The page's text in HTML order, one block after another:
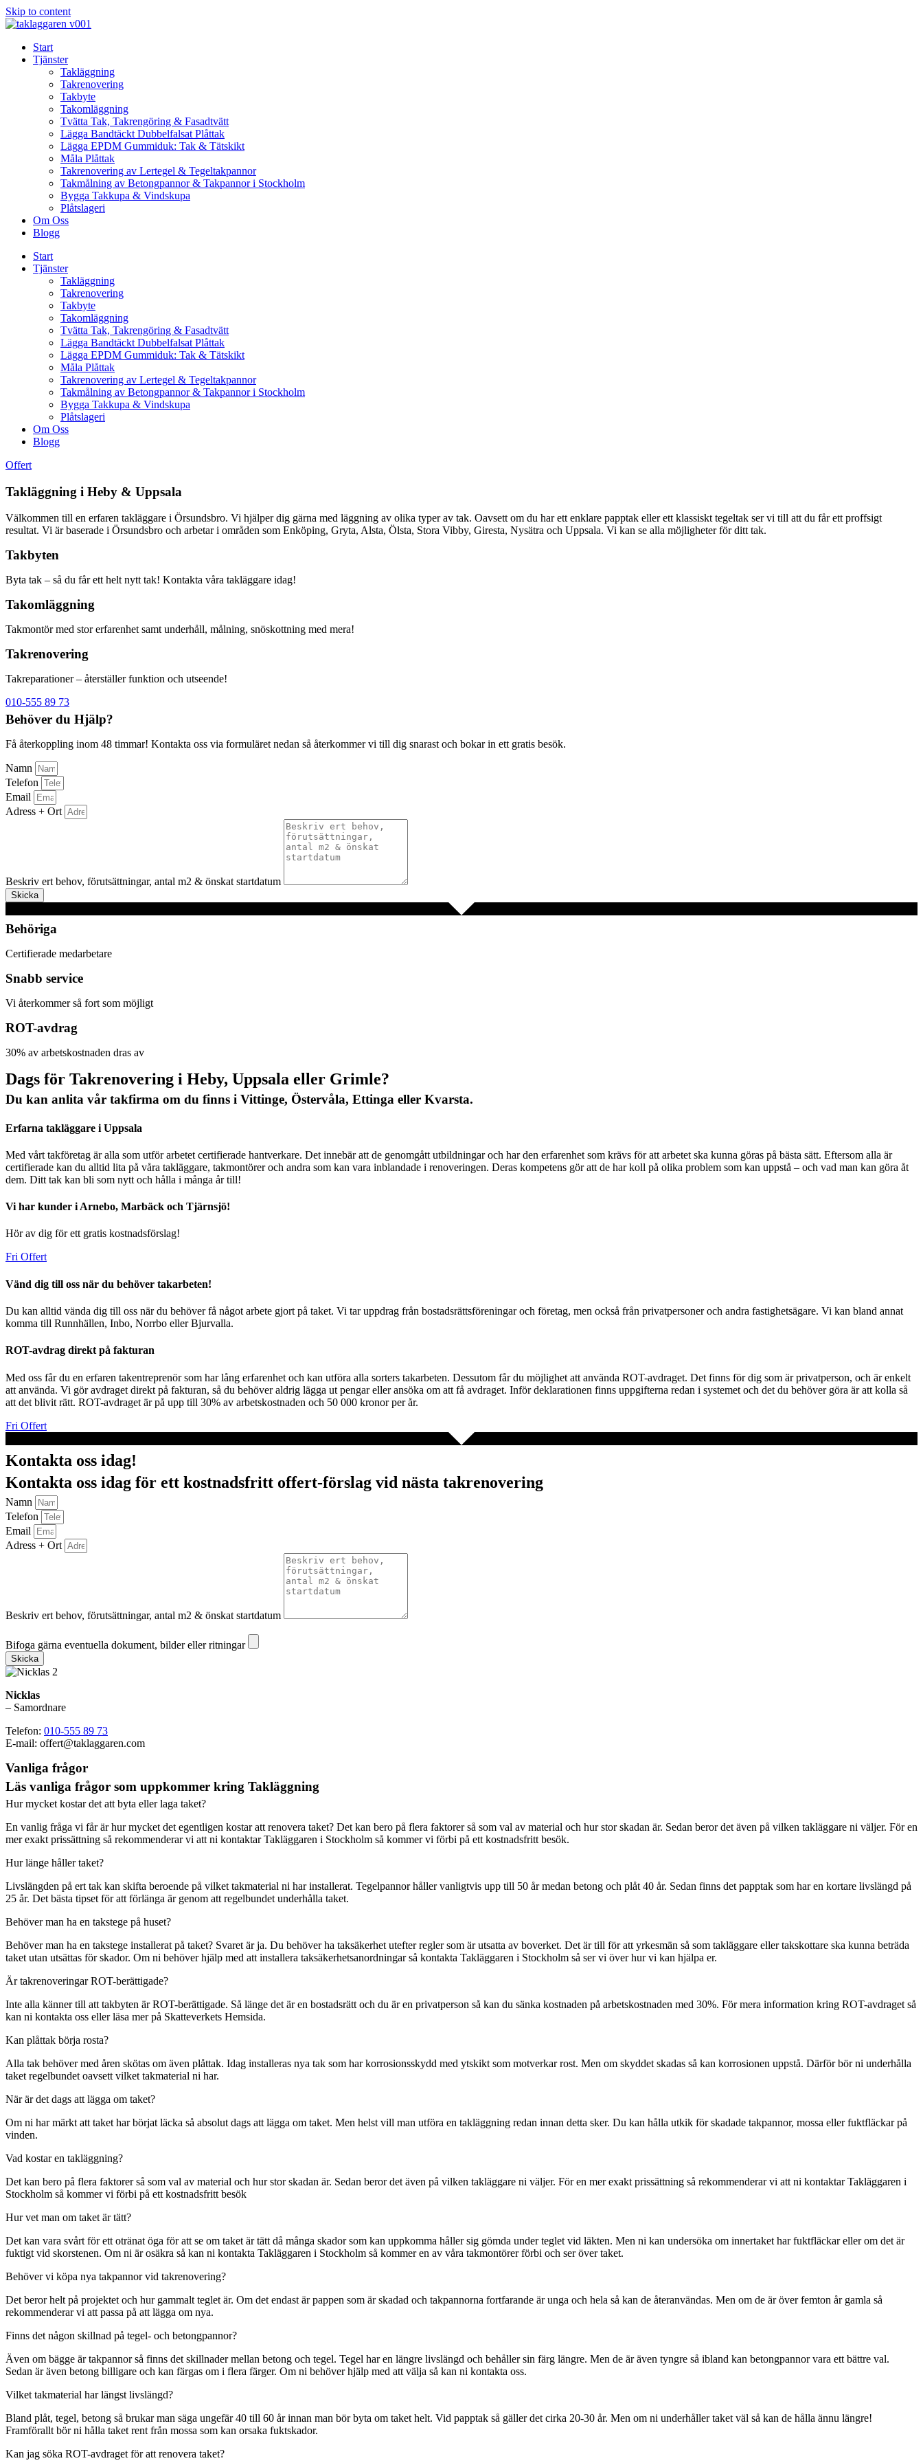
Skip to content
Start
Tjänster
Takläggning
Takrenovering
Takbyte
Takomläggning
Tvätta Tak, Takrengöring & Fasadtvätt
Lägga Bandtäckt Dubbelfalsat Plåttak
Lägga EPDM Gummiduk: Tak & Tätskikt
Måla Plåttak
Takrenovering av Lertegel & Tegeltakpannor
Takmålning av Betongpannor & Takpannor i Stockholm
Bygga Takkupa & Vindskupa
Plåtslageri
Om Oss
Blogg
Start
Tjänster
Takläggning
Takrenovering
Takbyte
Takomläggning
Tvätta Tak, Takrengöring & Fasadtvätt
Lägga Bandtäckt Dubbelfalsat Plåttak
Lägga EPDM Gummiduk: Tak & Tätskikt
Måla Plåttak
Takrenovering av Lertegel & Tegeltakpannor
Takmålning av Betongpannor & Takpannor i Stockholm
Bygga Takkupa & Vindskupa
Plåtslageri
Om Oss
Blogg
Offert
Takläggning i Heby & Uppsala
Välkommen till en erfaren takläggare i Örsundsbro. Vi hjälper dig gärna med läggning av olika typer av tak. Oavsett om du har ett enklare papptak eller ett klassiskt tegeltak ser vi till att du får ett proffsigt
resultat. Vi är baserade i Örsundsbro och arbetar i områden som Enköping, Gryta, Alsta, Ölsta, Stora Vibby, Giresta, Nysätra och Uppsala. Vi kan se alla möjligheter för ditt tak.
Takbyten
Byta tak – så du får ett helt nytt tak! Kontakta våra takläggare idag!
Takomläggning
Takmontör med stor erfarenhet samt underhåll, målning, snöskottning med mera!
Takrenovering
Takreparationer – återställer funktion och utseende!
010-555 89 73
Behöver du Hjälp?
Få återkoppling inom 48 timmar! Kontakta oss via formuläret nedan så återkommer vi till dig snarast och bokar in ett gratis besök.
Namn
Telefon
Email
Adress + Ort
Beskriv ert behov, förutsättningar, antal m2 & önskat startdatum
Skicka
Behöriga
Certifierade medarbetare
Snabb service
Vi återkommer så fort som möjligt
ROT-avdrag
30% av arbetskostnaden dras av
Dags för Takrenovering i Heby, Uppsala eller Grimle?
Du kan anlita vår takfirma om du finns i Vittinge, Östervåla, Ettinga eller Kvarsta.
Erfarna takläggare i Uppsala
Med vårt takföretag är alla som utför arbetet certifierade hantverkare. Det innebär att de genomgått utbildningar och har den erfarenhet som krävs för att arbetet ska kunna göras på bästa sätt. Eftersom alla är
certifierade kan du alltid lita på våra takläggare, takmontörer och andra som kan vara inblandade i renoveringen. Deras kompetens gör att de har koll på olika problem som kan uppstå – och vad man kan göra åt
dem. Ditt tak kan bli som nytt och hålla i många år till!
Vi har kunder i Arnebo, Marbäck och Tjärnsjö!
Hör av dig för ett gratis kostnadsförslag!
Fri Offert
Vänd dig till oss när du behöver takarbeten!
Du kan alltid vända dig till oss när du behöver få något arbete gjort på taket. Vi tar uppdrag från bostadsrättsföreningar och företag, men också från privatpersoner och andra fastighetsägare. Vi kan bland annat
komma till Runnhällen, Inbo, Norrbo eller Bjurvalla.
ROT-avdrag direkt på fakturan
Med oss får du en erfaren takentreprenör som har lång erfarenhet och kan utföra alla sorters takarbeten. Dessutom får du möjlighet att använda ROT-avdraget. Det finns för dig som är privatperson, och är enkelt
att använda. Vi gör avdraget direkt på fakturan, så du behöver aldrig lägga ut pengar eller ansöka om att få avdraget. Inför deklarationen finns uppgifterna redan i systemet och det du behöver göra är att kolla så
att det blivit rätt. ROT-avdraget är på upp till 30% av arbetskostnaden och 50 000 kronor per år.
Fri Offert
Kontakta oss idag!
Kontakta oss idag för ett kostnadsfritt offert-förslag vid nästa takrenovering
Namn
Telefon
Email
Adress + Ort
Beskriv ert behov, förutsättningar, antal m2 & önskat startdatum
Bifoga gärna eventuella dokument, bilder eller ritningar
Skicka
Nicklas
– Samordnare
Telefon: 010-555 89 73
E-mail: offert@taklaggaren.com
Vanliga frågor
Läs vanliga frågor som uppkommer kring Takläggning
Hur mycket kostar det att byta eller laga taket?
En vanlig fråga vi får är hur mycket det egentligen kostar att renovera taket? Det kan bero på flera faktorer så som val av material och hur stor skadan är. Sedan beror det även på vilken takläggare ni väljer. För en
mer exakt prissättning så rekommenderar vi att ni kontaktar Takläggaren i Stockholm så kommer vi förbi på ett kostnadsfritt besök.
Hur länge håller taket?
Livslängden på ert tak kan skifta beroende på vilket takmaterial ni har installerat. Tegelpannor håller vanligtvis upp till 50 år medan betong och plåt 40 år. Sedan finns det papptak som har en kortare livslängd på
25 år. Det bästa tipset för att förlänga är genom att regelbundet underhålla taket.
Behöver man ha en takstege på huset?
Behöver man ha en takstege installerat på taket? Svaret är ja. Du behöver ha taksäkerhet utefter regler som är utsatta av boverket. Det är till för att yrkesmän så som takläggare eller takskottare ska kunna beträda
taket utan utsättas för skador. Om ni behöver hjälp med att installera taksäkerhetsanordningar så kontakta Takläggaren i Stockholm så ser vi över hur vi kan hjälpa er.
Är takrenoveringar ROT-berättigade?
Inte alla känner till att takbyten är ROT-berättigade. Så länge det är en bostadsrätt och du är en privatperson så kan du sänka kostnaden på arbetskostnaden med 30%. För mera information kring ROT-avdraget så
kan ni kontakta oss eller läsa mer på Skatteverkets Hemsida.
Kan plåttak börja rosta?
Alla tak behöver med åren skötas om även plåttak. Idag installeras nya tak som har korrosionsskydd med ytskikt som motverkar rost. Men om skyddet skadas så kan korrosionen uppstå. Därför bör ni underhålla
taket regelbundet oavsett vilket takmaterial ni har.
När är det dags att lägga om taket?
Om ni har märkt att taket har börjat läcka så absolut dags att lägga om taket. Men helst vill man utföra en takläggning redan innan detta sker. Du kan hålla utkik för skadade takpannor, mossa eller fuktfläckar på
vinden.
Vad kostar en takläggning?
Det kan bero på flera faktorer så som val av material och hur stor skadan är. Sedan beror det även på vilken takläggare ni väljer. För en mer exakt prissättning så rekommenderar vi att ni kontaktar Takläggaren i
Stockholm så kommer vi förbi på ett kostnadsfritt besök
Hur vet man om taket är tätt?
Det kan vara svårt för ett otränat öga för att se om taket är tätt då många skador som kan uppkomma håller sig gömda under teglet vid läkten. Men ni kan undersöka om innertaket har fuktfläckar eller om det är
fuktigt vid skorstenen. Om ni är osäkra så kan ni kontakta Takläggaren i Stockholm så kommer en av våra takmontörer förbi och ser över taket.
Behöver vi köpa nya takpannor vid takrenovering?
Det beror helt på projektet och hur gammalt teglet är. Om det endast är pappen som är skadad och takpannorna fortfarande är unga och hela så kan de återanvändas. Men om de är över femton år gamla så
rekommenderar vi att passa på att lägga om nya.
Finns det någon skillnad på tegel- och betongpannor?
Även om bägge är takpannor så finns det skillnader mellan betong och tegel. Tegel har en längre livslängd och behåller sin färg längre. Men de är även tyngre så ibland kan betongpannor vara ett bättre val.
Sedan är även betong billigare och kan färgas om i flera färger. Om ni behöver hjälp med att välja så kan ni kontakta oss.
Vilket takmaterial har längst livslängd?
Bland plåt, tegel, betong så brukar man säga ungefär 40 till 60 år innan man bör byta om taket helt. Vid papptak så gäller det cirka 20-30 år. Men om ni underhåller taket väl så kan de hålla ännu längre!
Framförallt bör ni hålla taket rent från mossa som kan orsaka fuktskador.
Kan jag söka ROT-avdraget för att renovera taket?